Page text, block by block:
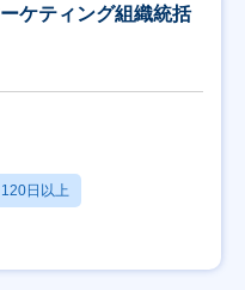
ケティング組織統括
日以上